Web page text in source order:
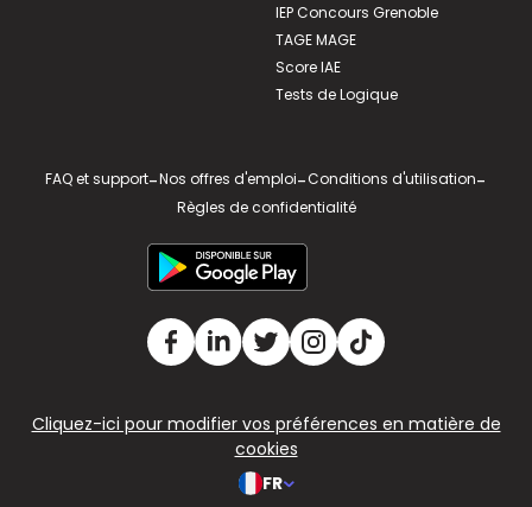
IEP Concours Grenoble
TAGE MAGE
Score IAE
Tests de Logique
FAQ et support-Nos offres d'emploi-Conditions d'utilisation-
Règles de confidentialité
Cliquez-ici pour modifier vos préférences en matière de
cookies
FR